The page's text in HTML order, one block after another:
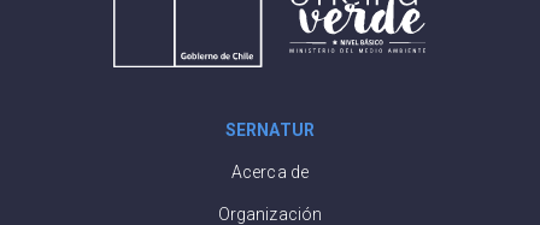
SERNATUR
Acerca de
Organización